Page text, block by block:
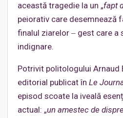
această tragedie la un „fapt
peiorativ care desemnează
finalul ziarelor ‒ gest care a
indignare.
Potrivit politologului Arnaud
editorial publicat în Le
episod scoate la iveală
actual: „un amestec de